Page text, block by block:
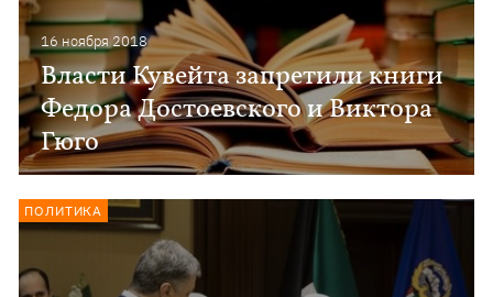
16 ноября 2018
Власти Кувейта запретили книги
Федора Достоевского и Виктора
Гюго
ПОЛИТИКА